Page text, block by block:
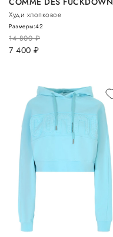
Худи хлопковое
14 800руб.
7 400 руб.
Размеры:42